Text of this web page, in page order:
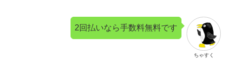
ちゃすく
2回払いなら手数料無料です